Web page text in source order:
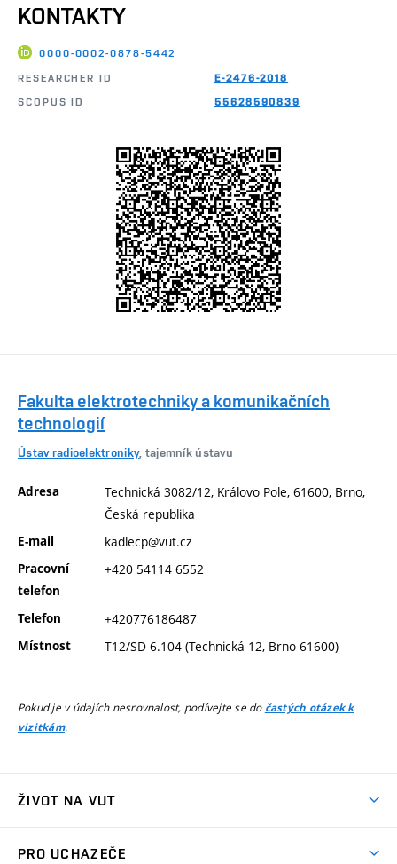
KONTAKTY
0000-0002-0878-5442
RESEARCHER ID
E-2476-2018
SCOPUS ID
55628590839
Fakulta elektrotechniky a komunikačních
technologií
Ústav radioelektroniky, tajemník ústavu
Adresa
Technická 3082/12, Královo Pole, 61600, Brno,
Česká republika
E-mail kadlecp@vut.cz
Pracovní
telefon
+420 54114 6552
Telefon +420776186487
Místnost T12/SD 6.104 (Technická 12, Brno 61600)
Pokud je v údajích nesrovnalost, podívejte se do častých otázek k
vizitkám.
ŽIVOT NA VUT
PRO UCHAZEČE